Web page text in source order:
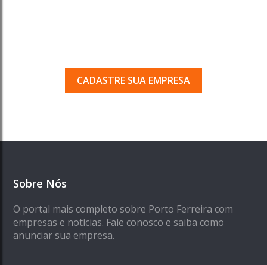
CADASTRE SUA EMPRESA
Sobre Nós
O portal mais completo sobre Porto Ferreira com
empresas e notícias. Fale conosco e saiba como
anunciar sua empresa.